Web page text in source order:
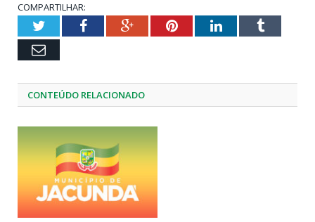
COMPARTILHAR:
TwitterFacebookGoogle+PinterestLinkedInTumblr
Email
CONTEÚDO RELACIONADO